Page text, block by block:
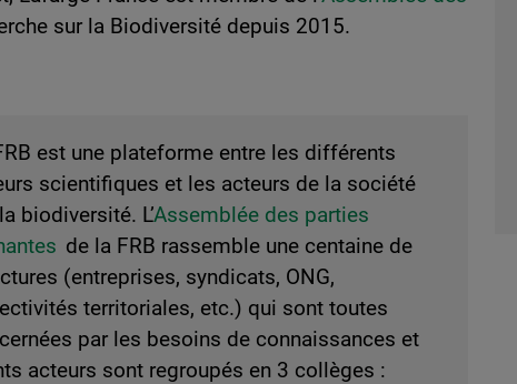
sur la Biodiversité depuis 2015.
est une plateforme entre les différents
scientifiques et les acteurs de la société
biodiversité. L’Assemblée des parties
de la FRB rassemble une centaine de
(entreprises, syndicats, ONG,
territoriales, etc.) qui sont toutes
par les besoins de connaissances et
acteurs sont regroupés en 3 collèges :